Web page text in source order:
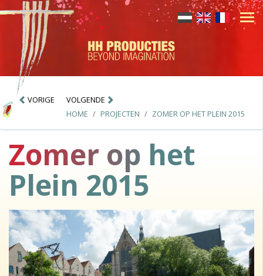
VORIGE
VOLGENDE
HOME
PROJECTEN ZOMER OP HET PLEIN 2015
Zomer op het
Plein 2015